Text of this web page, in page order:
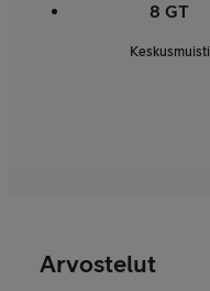
8 GT
Keskusmuisti
Arvostelut